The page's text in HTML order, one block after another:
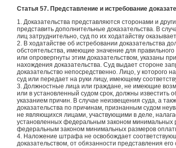
Статья 57. Представление и истребование
1. Доказательства представляются сторонами и
представить дополнительные доказательства. В
лиц затруднительно, суд по их ходатайству
2. В ходатайстве об истребовании доказательства
обстоятельства, имеющие значение для
или опровергнуты этим доказательством, указаны
нахождения доказательства. Суд выдает стороне
доказательство непосредственно. Лицо, у которого
суд или передает на руки лицу, имеющему
3. Должностные лица или граждане, не имеющие
или в установленный судом срок, должны известить
указанием причин. В случае неизвещения суда, а
доказательства по причинам, признанным судом
не являющихся лицами, участвующими в деле,
установленных федеральным законом минимальных
федеральным законом минимальных размеров
4. Наложение штрафа не освобождает
доказательством, от обязанности представления его